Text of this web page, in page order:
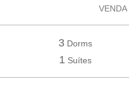
3Dorms
1 Suítes